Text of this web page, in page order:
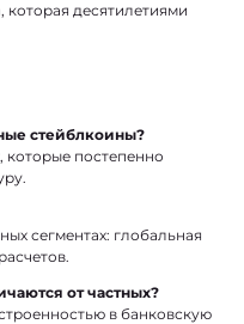
десятилетиями
стейблкоины?
которые постепенно
сегментах: глобальная
от частных?
в банковскую